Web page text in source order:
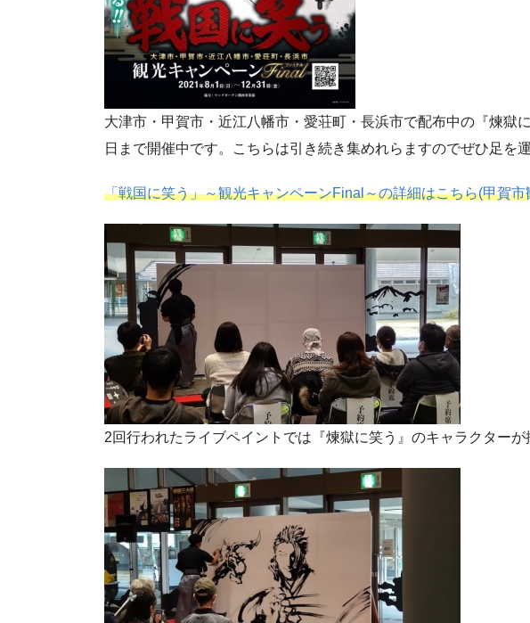
大津市・甲賀市・近江八幡市・愛荘町・長浜市で配布中の『煉獄
日まで開催中です。こちらは引き続き集めれらますのでぜひ足を
「戦国に笑う」～観光キャンペーンFinal～の詳細はこちら(甲賀
2回行われたライブペイントでは『煉獄に笑う』のキャラクターが